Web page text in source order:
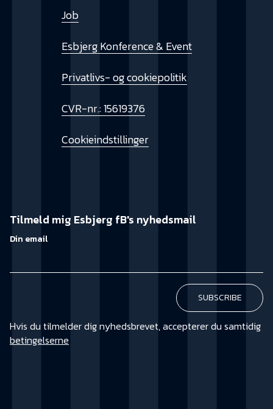
Job
Esbjerg Konference & Event
Privatlivs- og cookiepolitik
CVR-nr.: 15619376
Cookieindstillinger
Tilmeld mig Esbjerg fB's nyhedsmail
Din email
Hvis du tilmelder dig nyhedsbrevet, accepterer du samtidig
betingelserne